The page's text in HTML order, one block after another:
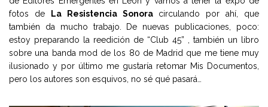
fotos de
La Resistencia Sonoracirculando por ahí, que
también da mucho trabajo. De nuevas publicaciones, poco:
estoy preparando la reedición de “Club 45” , también un libro
sobre una banda mod de los 80 de Madrid que me tiene muy
ilusionado y por último me gustaría retomar Mis Documentos,
pero los autores son esquivos, no sé qué pasará…